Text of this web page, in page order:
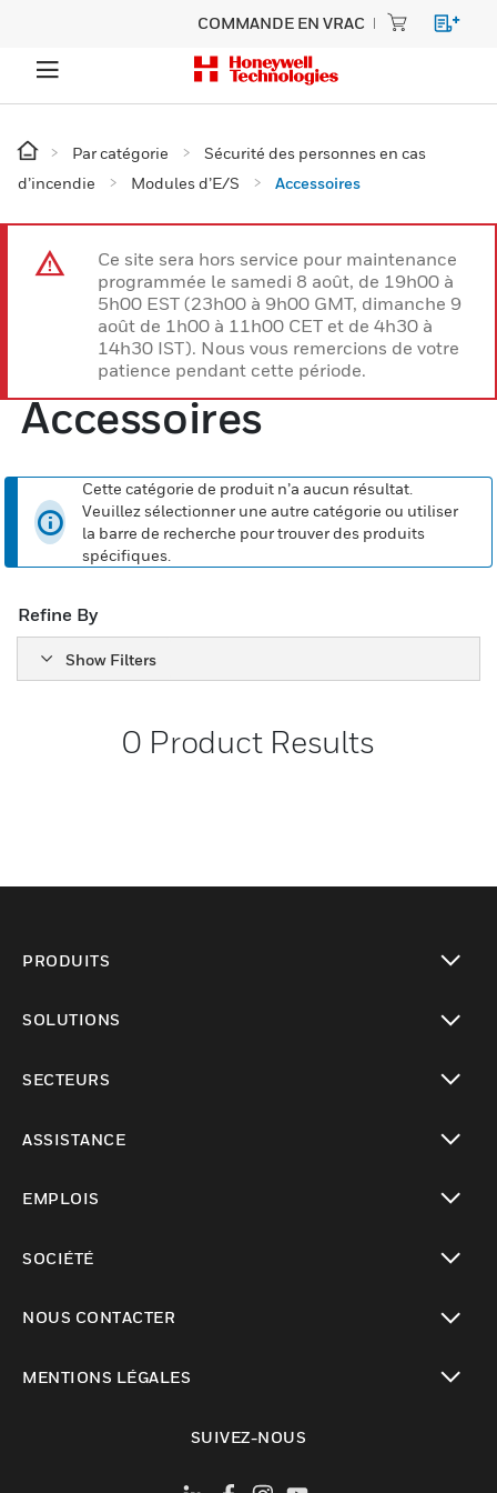
COMMANDE EN VRAC
Par catégorie
Sécurité des personnes en cas
d’incendie
Modules d’E/S Accessoires
Ce site sera hors service pour maintenance
programmée le samedi 8 août, de 19h00 à
5h00 EST (23h00 à 9h00 GMT, dimanche 9
août de 1h00 à 11h00 CET et de 4h30 à
14h30 IST). Nous vous remercions de votre
patience pendant cette période.
Accessoires
Cette catégorie de produit n’a aucun résultat.
Veuillez sélectionner une autre catégorie ou utiliser
la barre de recherche pour trouver des produits
spécifiques.
Refine By
Show Filters
0 Product Results
PRODUITS
SOLUTIONS
SECTEURS
ASSISTANCE
EMPLOIS
SOCIÉTÉ
NOUS CONTACTER
MENTIONS LÉGALES
SUIVEZ-NOUS